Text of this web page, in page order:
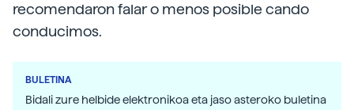
recomendaron falar o menos posible cando
conducimos.
BULETINA
Bidali zure helbide elektronikoa eta jaso asteroko buletina